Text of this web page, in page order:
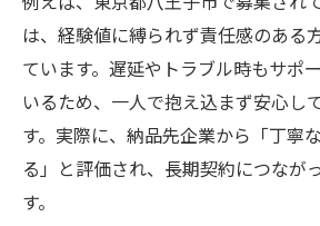
は、経験値に縛られず責任感のある
ています。遅延やトラブル時もサポ
いるため、一人で抱え込まず安心し
す。実際に、納品先企業から「丁寧
る」と評価され、長期契約につなが
す。